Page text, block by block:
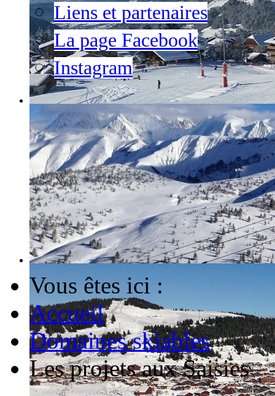
Liens et partenaires
La page Facebook
Instagram
Vous êtes ici :
Accueil
Domaines skiables
Les projets aux Saisies